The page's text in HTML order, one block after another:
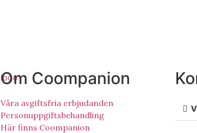
Om Coompanion
Våra avgiftsfria erbjudanden
Personuppgiftsbehandling
Här finns Coompanion